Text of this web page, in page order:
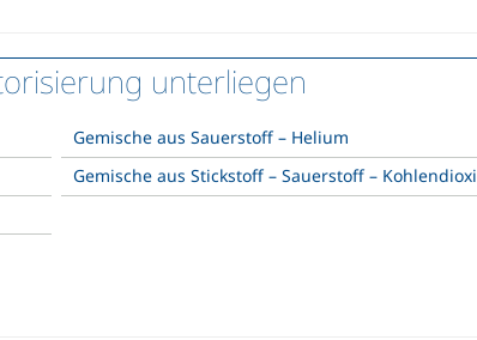
unterliegen
Gemische aus Sauerstoff – Helium
Gemische aus Stickstoff – Sauerstoff –